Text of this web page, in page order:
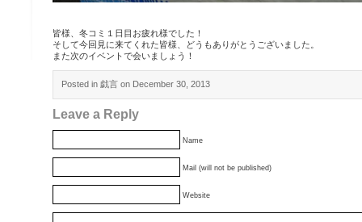
皆様、冬コミ１日目お疲れ様でした！
そして今回見に来てくれた皆様、どうもありがとうございました。
また次のイベントで会いましょう！
Posted in 戯言 on December 30, 2013
Leave a Reply
Name
Mail (will not be published)
Website